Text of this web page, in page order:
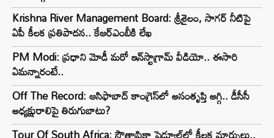
Krishna River Management Board: శ్రీశైలం, సాగర్ నీటిపై
ఏపీ కీలక ప్రతిపాదన.. కేఆర్ఎంబీకి లేఖ
PM Modi: ప్రధాని మోడీ మరో ఇన్‌స్టాగ్రామ్ వీడియో.. ఈసారి
ఏమన్నారంటే..
Off The Record: ఆసిఫాబాద్ కాంగ్రెస్‌లో అసంతృప్తి అగ్గి.. డీసీసీ
అధ్యక్షురాలిపై తిరుగుబాటు?